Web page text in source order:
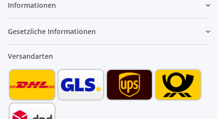
Informationen
Gesetzliche Informationen
Versandarten